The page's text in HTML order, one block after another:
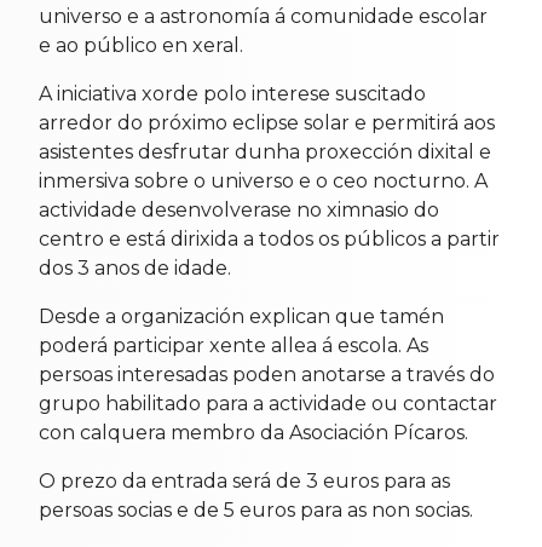
universo e a astronomía á comunidade escolar
e ao público en xeral.
A iniciativa xorde polo interese suscitado
arredor do próximo eclipse solar e permitirá aos
asistentes desfrutar dunha proxección dixital e
inmersiva sobre o universo e o ceo nocturno. A
actividade desenvolverase no ximnasio do
centro e está dirixida a todos os públicos a partir
dos 3 anos de idade.
Desde a organización explican que tamén
poderá participar xente allea á escola. As
persoas interesadas poden anotarse a través do
grupo habilitado para a actividade ou contactar
con calquera membro da Asociación Pícaros.
O prezo da entrada será de 3 euros para as
persoas socias e de 5 euros para as non socias.